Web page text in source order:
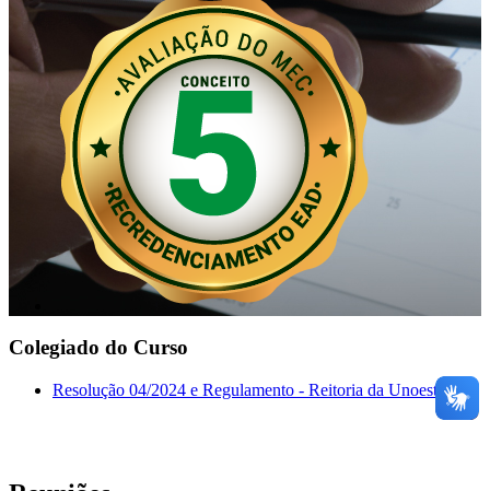
Colegiado do Curso
Resolução 04/2024 e Regulamento - Reitoria da Unoeste